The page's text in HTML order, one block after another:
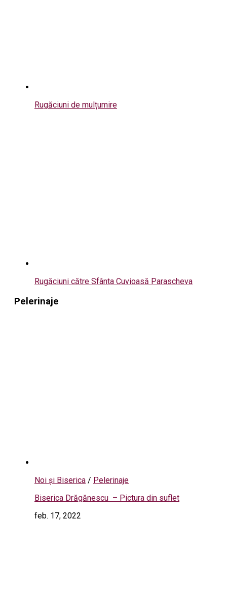
Rugăciuni de mulțumire
Rugăciuni către Sfânta Cuvioasă Parascheva
Pelerinaje
Noi și Biserica / Pelerinaje
Biserica Drăgănescu – Pictura din suflet
feb. 17, 2022